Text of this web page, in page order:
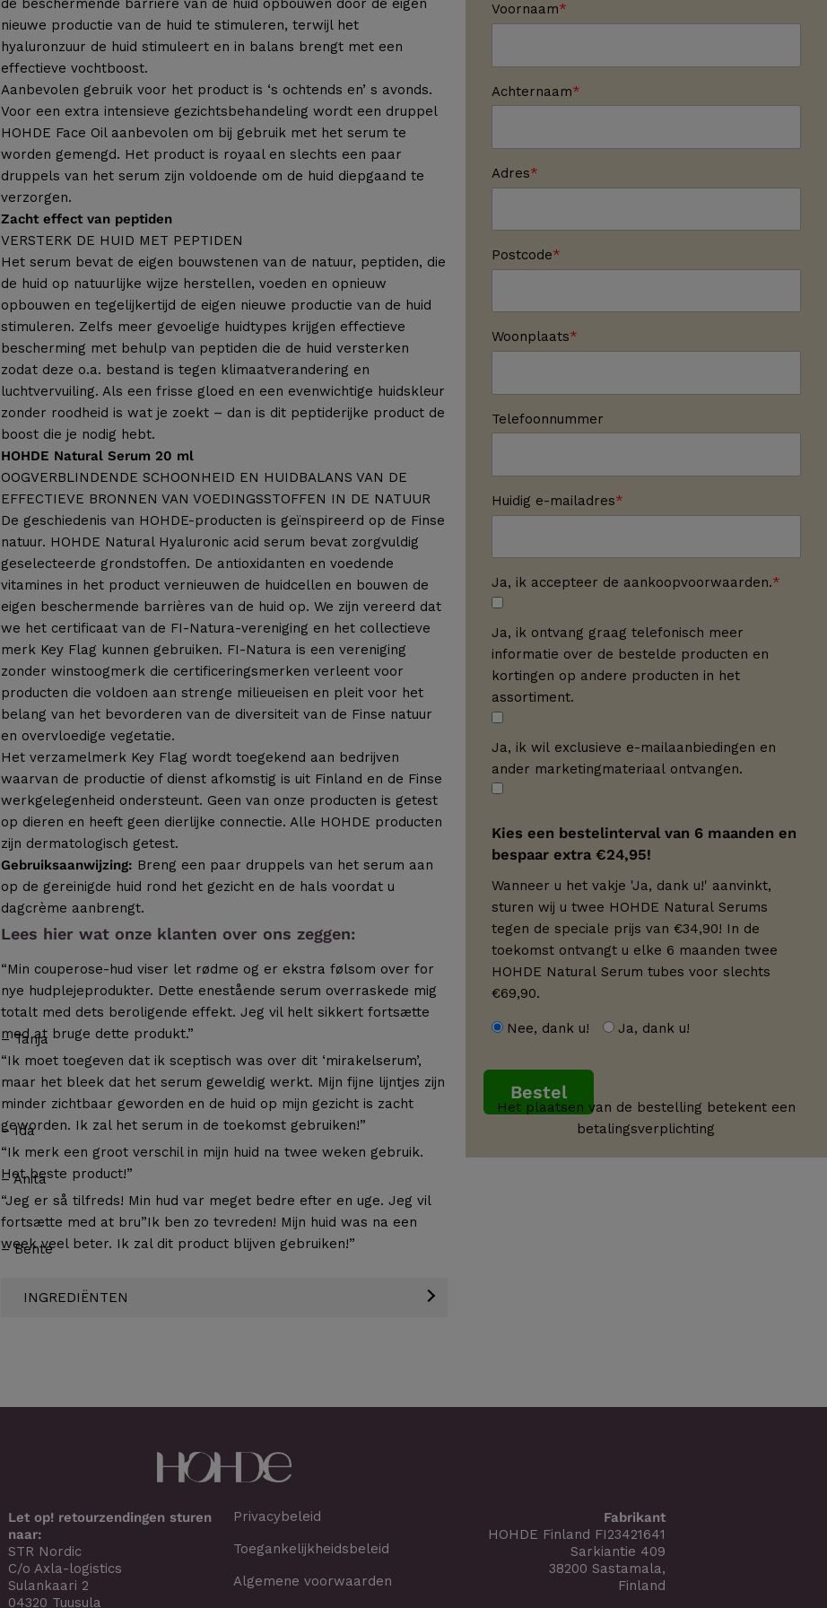
de beschermende barrière van de huid opbouwen door de eigen
nieuwe productie van de huid te stimuleren, terwijl het
hyaluronzuur de huid stimuleert en in balans brengt met een
effectieve vochtboost.
Aanbevolen gebruik voor het product is ‘s ochtends en’ s avonds.
Voor een extra intensieve gezichtsbehandeling wordt een druppel
HOHDE Face Oil aanbevolen om bij gebruik met het serum te
worden gemengd. Het product is royaal en slechts een paar
druppels van het serum zijn voldoende om de huid diepgaand te
verzorgen.
Zacht effect van peptiden
VERSTERK DE HUID MET PEPTIDEN
Het serum bevat de eigen bouwstenen van de natuur, peptiden, die
de huid op natuurlijke wijze herstellen, voeden en opnieuw
opbouwen en tegelijkertijd de eigen nieuwe productie van de huid
stimuleren. Zelfs meer gevoelige huidtypes krijgen effectieve
bescherming met behulp van peptiden die de huid versterken
zodat deze o.a. bestand is tegen klimaatverandering en
luchtvervuiling. Als een frisse gloed en een evenwichtige huidskleur
zonder roodheid is wat je zoekt – dan is dit peptiderijke product de
boost die je nodig hebt.
HOHDE Natural Serum 20 ml
OOGVERBLINDENDE SCHOONHEID EN HUIDBALANS VAN DE
EFFECTIEVE BRONNEN VAN VOEDINGSSTOFFEN IN DE NATUUR
De geschiedenis van HOHDE-producten is geïnspireerd op de Finse
natuur. HOHDE Natural Hyaluronic acid serum bevat zorgvuldig
geselecteerde grondstoffen. De antioxidanten en voedende
vitamines in het product vernieuwen de huidcellen en bouwen de
eigen beschermende barrières van de huid op. We zijn vereerd dat
we het certificaat van de FI-Natura-vereniging en het collectieve
merk Key Flag kunnen gebruiken. FI-Natura is een vereniging
zonder winstoogmerk die certificeringsmerken verleent voor
producten die voldoen aan strenge milieueisen en pleit voor het
belang van het bevorderen van de diversiteit van de Finse natuur
en overvloedige vegetatie.
Het verzamelmerk Key Flag wordt toegekend aan bedrijven
waarvan de productie of dienst afkomstig is uit Finland en de Finse
werkgelegenheid ondersteunt. Geen van onze producten is getest
op dieren en heeft geen dierlijke connectie. Alle HOHDE producten
zijn dermatologisch getest.
Gebruiksaanwijzing: Breng een paar druppels van het serum aan
op de gereinigde huid rond het gezicht en de hals voordat u
dagcrème aanbrengt.
Lees hier wat onze klanten over ons zeggen:
“Min couperose-hud viser let rødme og er ekstra følsom over for
nye hudplejeprodukter. Dette enestående serum overraskede mig
totalt med dets beroligende effekt. Jeg vil helt sikkert fortsætte
med at bruge dette produkt.”
– Tanja
“Ik moet toegeven dat ik sceptisch was over dit ‘mirakelserum’,
maar het bleek dat het serum geweldig werkt. Mijn fijne lijntjes zijn
minder zichtbaar geworden en de huid op mijn gezicht is zacht
geworden. Ik zal het serum in de toekomst gebruiken!”
– Ida
“Ik merk een groot verschil in mijn huid na twee weken gebruik.
Het beste product!”
– Anita
“Jeg er så tilfreds! Min hud var meget bedre efter en uge. Jeg vil
fortsætte med at bru”Ik ben zo tevreden! Mijn huid was na een
week veel beter. Ik zal dit product blijven gebruiken!”
– Bente
INGREDIËNTEN
Voornaam
Achternaam
Adres
Postcode
Woonplaats
Telefoonnummer
Huidig e-mailadres
Ja, ik accepteer de aankoopvoorwaarden.
Ja, ik ontvang graag telefonisch meer
informatie over de bestelde producten en
kortingen op andere producten in het
assortiment.
Ja, ik wil exclusieve e-mailaanbiedingen en
ander marketingmateriaal ontvangen.
Kies een bestelinterval van 6 maanden en
bespaar extra €24,95!
Wanneer u het vakje 'Ja, dank u!' aanvinkt,
sturen wij u twee HOHDE Natural Serums
tegen de speciale prijs van €34,90! In de
toekomst ontvangt u elke 6 maanden twee
HOHDE Natural Serum tubes voor slechts
€69,90.
Nee, dank u! Ja, dank u!
Bestel
Het plaatsen van de bestelling betekent een
betalingsverplichting
Let op! retourzendingen sturen
naar:
STR Nordic
C/o Axla-logistics
Sulankaari 2
04320 Tuusula
Privacybeleid
Toegankelijkheidsbeleid
Algemene voorwaarden
Fabrikant
HOHDE Finland FI23421641
Sarkiantie 409
38200 Sastamala,
Finland